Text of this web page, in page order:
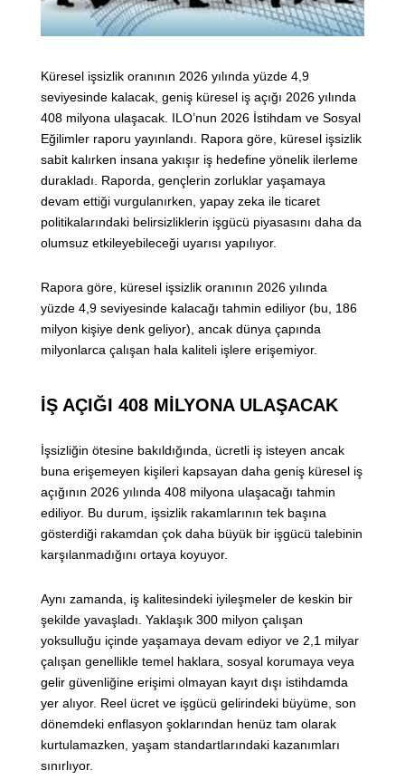
Küresel işsizlik oranının 2026 yılında yüzde 4,9
seviyesinde kalacak, geniş küresel iş açığı 2026 yılında
408 milyona ulaşacak. ILO’nun 2026 İstihdam ve Sosyal
Eğilimler raporu yayınlandı. Rapora göre, küresel işsizlik
sabit kalırken insana yakışır iş hedefine yönelik ilerleme
durakladı. Raporda, gençlerin zorluklar yaşamaya
devam ettiği vurgulanırken, yapay zeka ile ticaret
politikalarındaki belirsizliklerin işgücü piyasasını daha da
olumsuz etkileyebileceği uyarısı yapılıyor.
Rapora göre, küresel işsizlik oranının 2026 yılında
yüzde 4,9 seviyesinde kalacağı tahmin ediliyor (bu, 186
milyon kişiye denk geliyor), ancak dünya çapında
milyonlarca çalışan hala kaliteli işlere erişemiyor.
İŞ AÇIĞI 408 MİLYONA ULAŞACAK
İşsizliğin ötesine bakıldığında, ücretli iş isteyen ancak
buna erişemeyen kişileri kapsayan daha geniş küresel iş
açığının 2026 yılında 408 milyona ulaşacağı tahmin
ediliyor. Bu durum, işsizlik rakamlarının tek başına
gösterdiği rakamdan çok daha büyük bir işgücü talebinin
karşılanmadığını ortaya koyuyor.
Aynı zamanda, iş kalitesindeki iyileşmeler de keskin bir
şekilde yavaşladı. Yaklaşık 300 milyon çalışan
yoksulluğu içinde yaşamaya devam ediyor ve 2,1 milyar
çalışan genellikle temel haklara, sosyal korumaya veya
gelir güvenliğine erişimi olmayan kayıt dışı istihdamda
yer alıyor. Reel ücret ve işgücü gelirindeki büyüme, son
dönemdeki enflasyon şoklarından henüz tam olarak
kurtulamazken, yaşam standartlarındaki kazanımları
sınırlıyor.